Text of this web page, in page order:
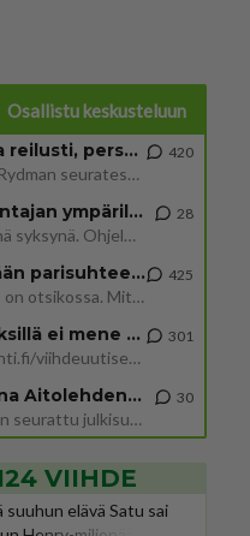
Osallistu keskusteluun
Jos SDP ei voita reilusti, persut kumoavat demokratian Suomesta
Näin tekisi ainakin Rydman seuratessaan idolinsa Trumpin mallia https://www.is.fi/politiikka/art-2000012187244.html
420
Uuden TTK-juontajan ympärillä epätietoisuus sakenee - Nyt MTV hämmentää soppaa
TTK tulee taas tänä syksynä. Ohjelman uudet tähtioppilaat julkistetaan torstaina 6. elokuuta klo 14 alkavassa lehdistö
28
Mitä tuot pöytään parisuhteessa?
Siinäpä se kysymys on otsikossa. Mitäpä siis tuot/toisit pöytään parisuhteessa? Oletko mies vai nainen? Koetko sen mitä
425
Martinan bisneksillä ei mene hyvin
https://www.iltalehti.fi/viihdeuutiset/a/c46da6ab-340f-4790-aaa7-0865eed2336 Yrityksen konkurssihakemus on tullut kärä
301
Tiesitkö? Martina Aitolehden isäpuoli on tämä suosittu laulaja
Martina Aitolehti on seurattu julkisuuden henkilö. Lähipiiriin mahtuu muitakin tunnettuja henkilöitä. Tiesitkö, että Ma
30
VIIHDE
elävä Satu sai